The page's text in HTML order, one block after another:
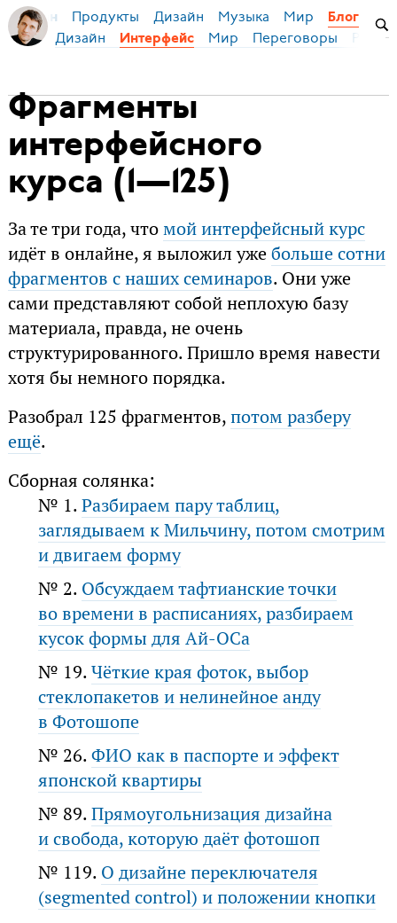
Бирман Продукты Дизайн Музыка Мир Блог
Дизайн Интерфейс Мир Переговоры
Фрагменты
интерфейсного
курса (1—125)
За те три года, чтомой интерфейсный курс
идёт в онлайне, я выложил ужебольше сотни
фрагментов с наших семинаров. Они уже
сами представляют собой неплохую базу
материала, правда, не очень
структурированного. Пришло время навести
хотя бы немного порядка.
Разобрал 125 фрагментов,потом разберу
ещё.
Сборная солянка:
№ 1.Разбираем пару таблиц,
заглядываем к Мильчину, потом смотрим
и двигаем форму
№ 2. Обсуждаем тафтианские точки
во времени в расписаниях, разбираем
кусок формы для Ай-ОСа
№ 19.Чёткие края фоток, выбор
стеклопакетов и нелинейное анду
в Фотошопе
№ 26.ФИО как в паспорте и эффект
японской квартиры
№ 89.Прямоугольнизация дизайна
и свобода, которую даёт фотошоп
№ 119. О дизайне переключателя
(segmented control) и положении кнопки